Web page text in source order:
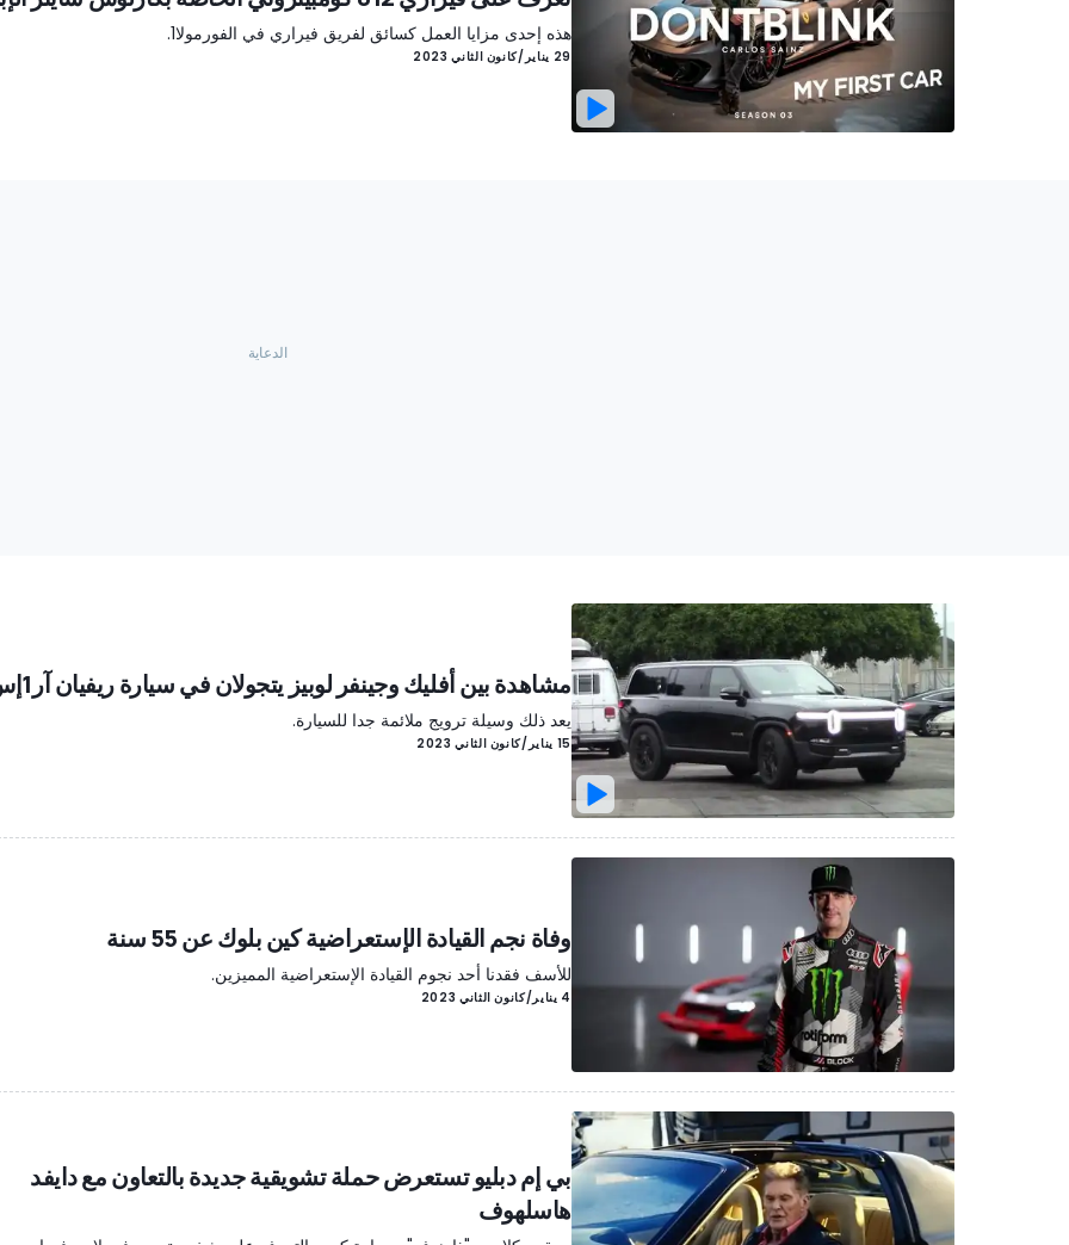
هذه إحدى مزايا العمل كسائق لفريق فيراري في الفورمولا1.
29 يناير/كانون الثاني 2023
مشاهدة بين أفليك وجينفر لوبيز يتجولان في سيارة ريفيان آر1إس
يعد ذلك وسيلة ترويج ملائمة جدا للسيارة.
15 يناير/كانون الثاني 2023
وفاة نجم القيادة الإستعراضية كين بلوك عن 55 سنة
للأسف فقدنا أحد نجوم القيادة الإستعراضية المميزين.
4 يناير/كانون الثاني 2023
بي إم دبليو تستعرض حملة تشويقية جديدة بالتعاون مع دايفد
هاسلهوف